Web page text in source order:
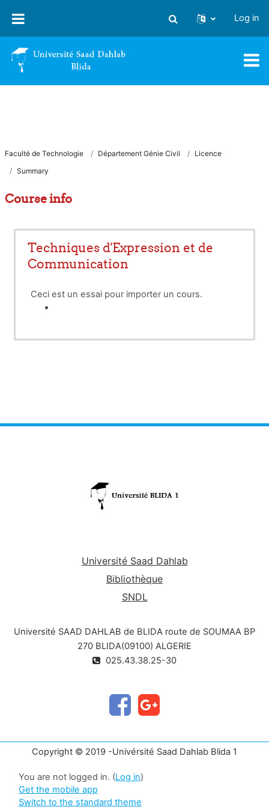
Toggle search input
Log in
Faculté de Technologie Département Génie Civil
Licence
Summary
Course info
Techniques d'Expression et de
Communication
Ceci est un essai pour importer un cours.
Université Saad Dahlab
Bibliothèque
SNDL
Université SAAD DAHLAB de BLIDA route de SOUMAA BP
270 BLIDA(09100) ALGERIE
025.43.38.25-30
Copyright © 2019 -Univérsité Saad Dahlab Blida 1
You are not logged in. (Log in)
Get the mobile app
Switch to the standard theme